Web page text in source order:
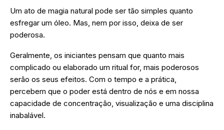
Um ato de magia natural pode ser tão simples quanto
esfregar um óleo. Mas, nem por isso, deixa de ser
poderosa.
Geralmente, os iniciantes pensam que quanto mais
complicado ou elaborado um ritual for, mais poderosos
serão os seus efeitos. Com o tempo e a prática,
percebem que o poder está dentro de nós e em nossa
capacidade de concentração, visualização e uma disciplina
inabalável.